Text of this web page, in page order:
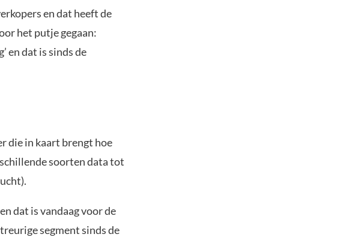
en dat heeft de
het putje gegaan:
en dat is sinds de
die in kaart brengt hoe
soorten data tot
dat is vandaag voor de
segment sinds de